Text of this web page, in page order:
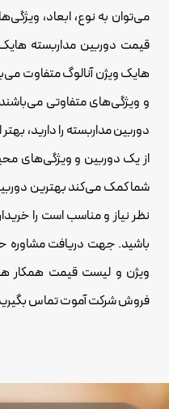
می‌توان به نوع، ابعاد،
قیمت دوربین مداربسته
هایک ویژن آنالوگ متفاوت
و ویژگی‌های متفاوتی
دوربین مداربسته را دارید،
از یک دوربین و ویژگی‌های
شما کمک می‌کند بهترین
نظر نیاز و مناسب است را
باشید. جهت دریافت مشاوره
ویژن و لیست قیمت همکار
فروش شرکت آموت تماس